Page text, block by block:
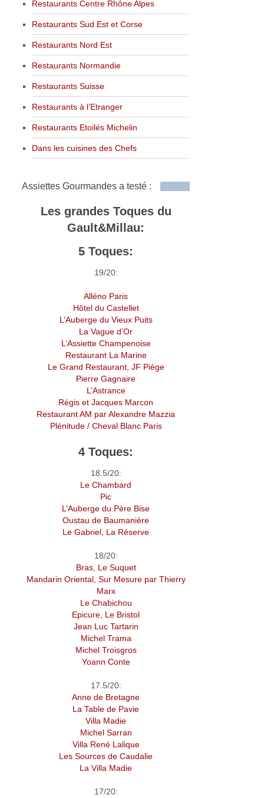
Restaurants Centre Rhône Alpes
Restaurants Sud Est et Corse
Restaurants Nord Est
Restaurants Normandie
Restaurants Suisse
Restaurants à l’Etranger
Restaurants Etoilés Michelin
Dans les cuisines des Chefs
Assiettes Gourmandes a testé :
Les grandes Toques du
Gault&Millau:
5 Toques:
19/20:
Alléno Paris
Hôtel du Castellet
L’Auberge du Vieux Puits
La Vague d’Or
L’Assiette Champenoise
Restaurant La Marine
Le Grand Restaurant, JF Piège
Pierre Gagnaire
L’Astrance
Régis et Jacques Marcon
Restaurant AM par Alexandre Mazzia
Plénitude / Cheval Blanc Paris
4 Toques:
18.5/20:
Le Chambard
Pic
L’Auberge du Père Bise
Oustau de Baumanière
Le Gabriel, La Réserve
18/20:
Bras, Le Suquet
Mandarin Oriental, Sur Mesure par Thierry
Marx
Le Chabichou
Epicure, Le Bristol
Jean Luc Tartarin
Michel Trama
Michel Troisgros
Yoann Conte
17.5/20:
Anne de Bretagne
La Table de Pavie
Villa Madie
Michel Sarran
Villa René Lalique
Les Sources de Caudalie
La Villa Madie
17/20: